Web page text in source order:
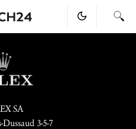
SA
3-5-7